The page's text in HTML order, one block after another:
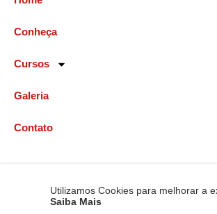
Conheça
Cursos
Galeria
Contato
Arte São Paulo ©️ 2026